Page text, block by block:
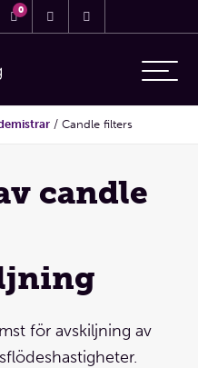
0
/Candle filters
candle
för avskiljning av